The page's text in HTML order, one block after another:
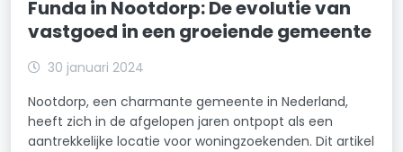
Funda in Nootdorp: De evolutie van
vastgoed in een groeiende gemeente
30 januari 2024
Nootdorp, een charmante gemeente in Nederland,
heeft zich in de afgelopen jaren ontpopt als een
aantrekkelijke locatie voor woningzoekenden. Dit artikel